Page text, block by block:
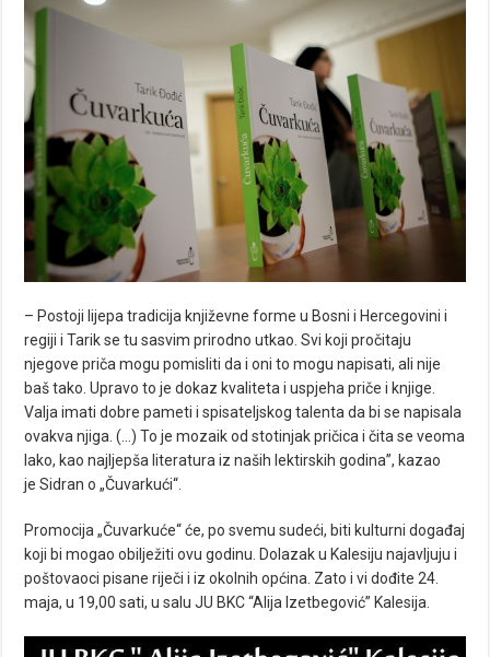
– Postoji lijepa tradicija književne forme u Bosni i Hercegovini i
regiji i Tarik se tu sasvim prirodno utkao. Svi koji pročitaju
njegove priča mogu pomisliti da i oni to mogu napisati, ali nije
baš tako. Upravo to je dokaz kvaliteta i uspjeha priče i knjige.
Valja imati dobre pameti i spisateljskog talenta da bi se napisala
ovakva njiga. (…) To je mozaik od stotinjak pričica i čita se veoma
lako, kao najljepša literatura iz naših lektirskih godina”, kazao
je Sidran o „Čuvarkući“.
Promocija „Čuvarkuće“ će, po svemu sudeći, biti kulturni događaj
koji bi mogao obilježiti ovu godinu. Dolazak u Kalesiju najavljuju i
poštovaoci pisane riječi i iz okolnih općina. Zato i vi dođite 24.
maja, u 19,00 sati, u salu JU BKC “Alija Izetbegović” Kalesija.